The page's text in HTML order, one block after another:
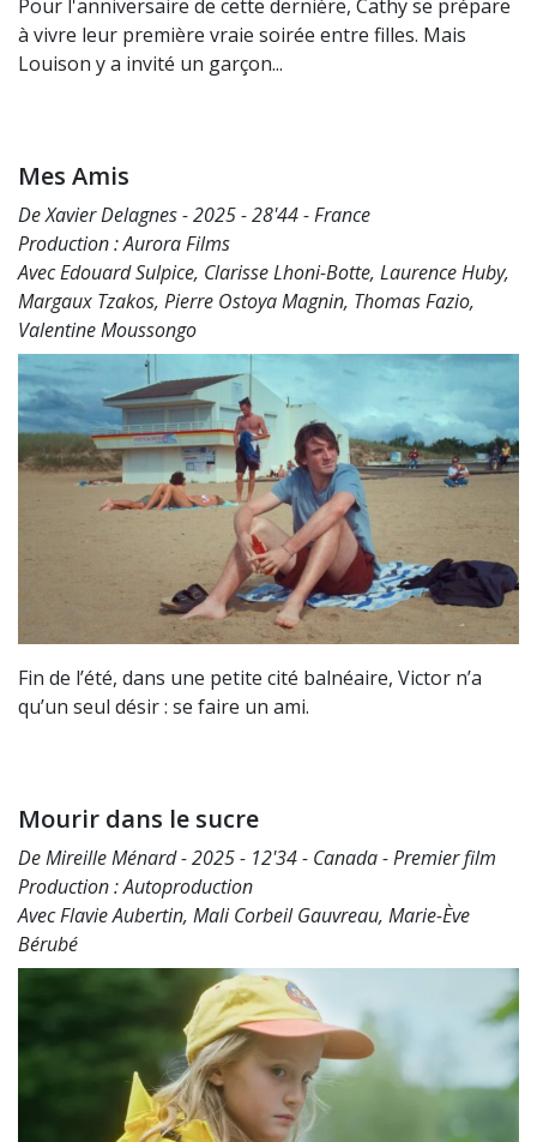
Pour l'anniversaire de cette dernière, Cathy se prépare
à vivre leur première vraie soirée entre filles. Mais
Louison y a invité un garçon...
Mes Amis
De Xavier Delagnes - 2025 - 28'44 - France
Production : Aurora Films
Avec Edouard Sulpice, Clarisse Lhoni-Botte, Laurence Huby,
Margaux Tzakos, Pierre Ostoya Magnin, Thomas Fazio,
Valentine Moussongo
Fin de l’été, dans une petite cité balnéaire, Victor n’a
qu’un seul désir : se faire un ami.
Mourir dans le sucre
De Mireille Ménard - 2025 - 12'34 - Canada - Premier film
Production : Autoproduction
Avec Flavie Aubertin, Mali Corbeil Gauvreau, Marie-Ève
Bérubé